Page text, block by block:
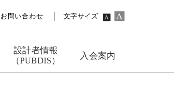
お問い合わせ 文字サイズ
設計者情報
（PUBDIS）
入会案内